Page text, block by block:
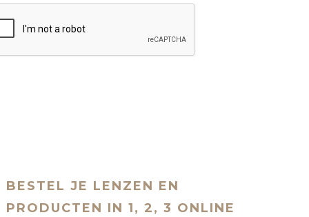
BESTEL JE LENZEN EN
PRODUCTEN IN 1, 2, 3 ONLINE